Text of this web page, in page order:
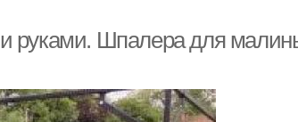
руками. Шпалера для